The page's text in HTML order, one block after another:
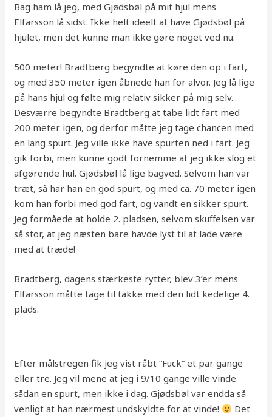
Bag ham lå jeg, med Gjødsbøl på mit hjul mens
Elfarsson lå sidst. Ikke helt ideelt at have Gjødsbøl på
hjulet, men det kunne man ikke gøre noget ved nu.
500 meter! Bradtberg begyndte at køre den op i fart,
og med 350 meter igen åbnede han for alvor. Jeg lå lige
på hans hjul og følte mig relativ sikker på mig selv.
Desværre begyndte Bradtberg at tabe lidt fart med
200 meter igen, og derfor måtte jeg tage chancen med
en lang spurt. Jeg ville ikke have spurten ned i fart. Jeg
gik forbi, men kunne godt fornemme at jeg ikke slog et
afgørende hul. Gjødsbøl lå lige bagved. Selvom han var
træt, så har han en god spurt, og med ca. 70 meter igen
kom han forbi med god fart, og vandt en sikker spurt.
Jeg formåede at holde 2. pladsen, selvom skuffelsen var
så stor, at jeg næsten bare havde lyst til at lade være
med at træde!
Bradtberg, dagens stærkeste rytter, blev 3’er mens
Elfarsson måtte tage til takke med den lidt kedelige 4.
plads.
Efter målstregen fik jeg vist råbt “Fuck” et par gange
eller tre. Jeg vil mene at jeg i 9/10 gange ville vinde
sådan en spurt, men ikke i dag. Gjødsbøl var endda så
venligt at han nærmest undskyldte for at vinde!
Det